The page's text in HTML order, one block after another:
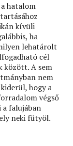
hatalom
kívüli
ha
lehatárolt
cél
között. A sem
nem
hogy a
végső
a falujában
neki fütyöl.